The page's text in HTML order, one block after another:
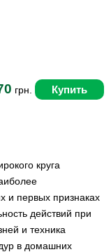
грн. Купить
круга
и первых признаках
действий при
и техника
в домашних